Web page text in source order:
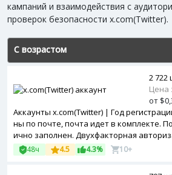
кампаний и взаимодействия с
проверок безопасности x.com(Twitter).
С возрастом
Аккаунты x.com(Twitter) | Год
ны по почте, почта идет в комплекте.
ично заполнен. Двухфакторная
в комплекте. Зарегистрированы с MIX ip.
48ч 4.5 4.3% 10+
2 722
Цена
от